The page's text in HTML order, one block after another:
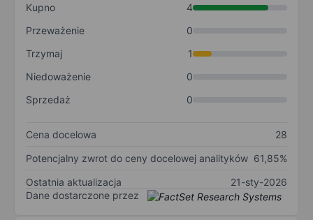
Kupno
4
Przeważenie
0
Trzymaj
1
Niedoważenie
0
Sprzedaż
0
Cena docelowa
28
Potencjalny zwrot do ceny docelowej analityków 61,85%
Ostatnia aktualizacja
21-sty-2026
Dane dostarczone przez